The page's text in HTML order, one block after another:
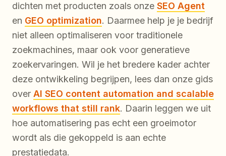
dichten met producten zoals onze SEO Agent
en GEO optimization. Daarmee help je je bedrijf
niet alleen optimaliseren voor traditionele
zoekmachines, maar ook voor generatieve
zoekervaringen. Wil je het bredere kader achter
deze ontwikkeling begrijpen, lees dan onze gids
over AI SEO content automation and scalable
workflows that still rank. Daarin leggen we uit
hoe automatisering pas echt een groeimotor
wordt als die gekoppeld is aan echte
prestatiedata.